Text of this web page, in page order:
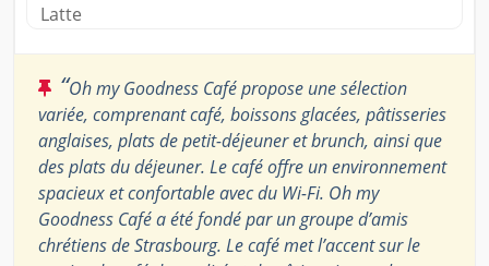
Latte
“Oh my Goodness Café propose une sélection
variée, comprenant café, boissons glacées, pâtisseries
anglaises, plats de petit-déjeuner et brunch, ainsi que
des plats du déjeuner. Le café offre un environnement
spacieux et confortable avec du Wi-Fi. Oh my
Goodness Café a été fondé par un groupe d’amis
chrétiens de Strasbourg. Le café met l’accent sur le